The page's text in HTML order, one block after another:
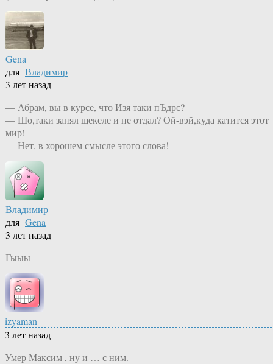
Gena
для Владимир
3 лет назад
— Абрам, вы в курсе, что Изя таки пЪдрс?
— Шо,таки занял щекеле и не отдал? Ой-вэй,куда катится этот
мир!
— Нет, в хорошем смысле этого слова!
Владимир
для Gena
3 лет назад
Гыыы
izyaman
3 лет назад
Умер Максим , ну и … с ним.